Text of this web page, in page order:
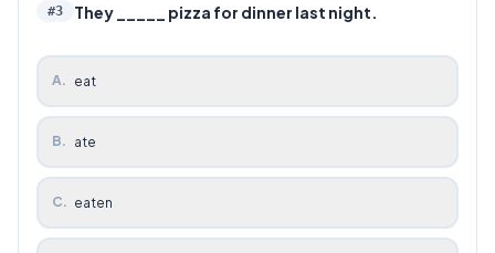
#3 They _____ pizza for dinner last night.
A. eat
B. ate
C. eaten